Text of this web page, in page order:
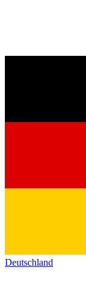
Deutschland